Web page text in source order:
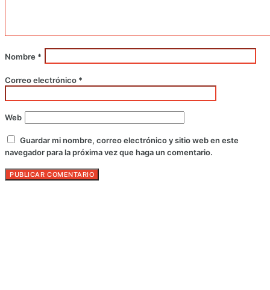
Nombre *
Correo electrónico *
Web
Guardar mi nombre, correo electrónico y sitio web en este
navegador para la próxima vez que haga un comentario.